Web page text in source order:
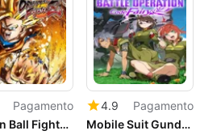
Pagamento
Dragon Ball Fighter Z
4.9
Pagamento
Mobile Suit Gundam: Battle Operation Code Fairy - Vol. 3